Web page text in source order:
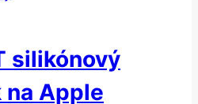
silikónový
na Apple